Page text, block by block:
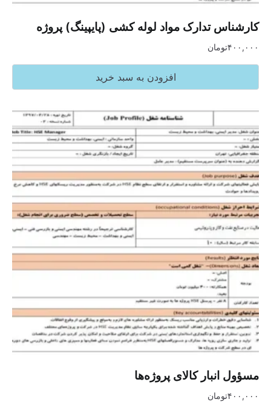
کارشناس تدارک مواد لوله کشی (پایپینگ) پروژه
۴۰۰,۰۰۰تومان
افزودن به سبد خرید
مسؤول انبار کالای پروژه‌ها
۴۰۰,۰۰۰تومان